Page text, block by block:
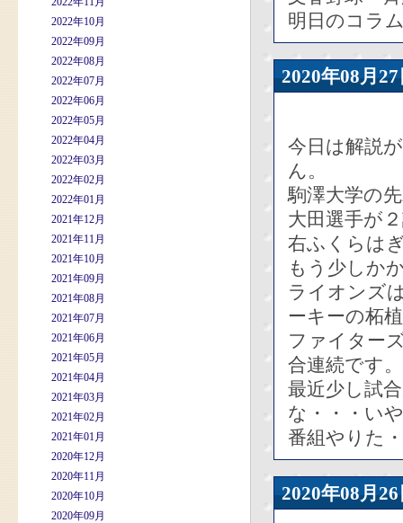
2022年10月
2022年09月
2022年08月
2022年07月
2022年06月
2022年05月
2022年04月
2022年03月
2022年02月
2022年01月
2021年12月
2021年11月
2021年10月
2021年09月
2021年08月
2021年07月
2021年06月
2021年05月
2021年04月
2021年03月
2021年02月
2021年01月
2020年12月
2020年11月
2020年10月
2020年09月
明日のコラ
2020年08
今日は解説
ん。
駒澤大学の
大田選手が
右ふくらは
もう少しか
ライオンズ
ーキーの柘
ファイター
合連続です。
最近少し試
な・・・い
番組やりた
2020年08